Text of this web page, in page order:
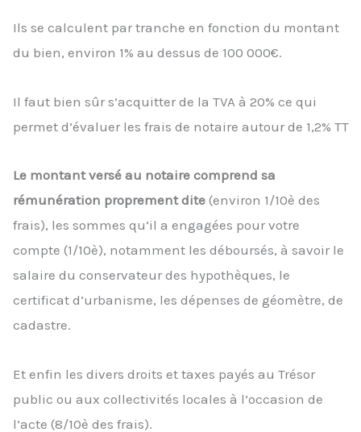
Ils se calculent par tranche en fonction du montant
du bien, environ 1% au dessus de 100 000€.
Il faut bien sûr s’acquitter de la TVA à 20% ce qui
permet d’évaluer les frais de notaire autour de 1,2% TT
Le montant versé au notaire comprend sa
rémunération proprement dite (environ 1/10è des
frais), les sommes qu’il a engagées pour votre
compte (1/10è), notamment les déboursés, à savoir le
salaire du conservateur des hypothèques, le
certificat d’urbanisme, les dépenses de géomètre, de
cadastre.
Et enfin les divers droits et taxes payés au Trésor
public ou aux collectivités locales à l’occasion de
l’acte (8/10è des frais).